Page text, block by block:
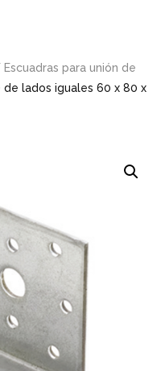
Escuadras para unión de
lados iguales 60 x 80 x